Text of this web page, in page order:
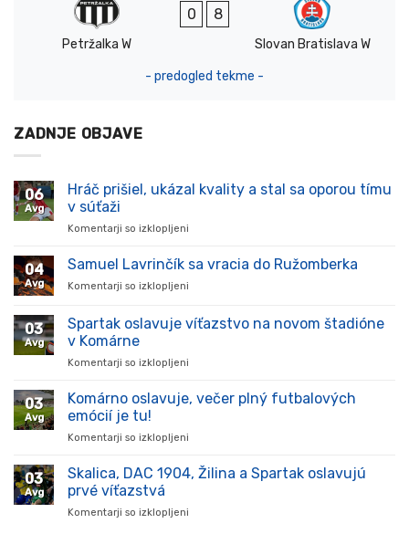
Petržalka W
0 8
Slovan Bratislava W
- predogled tekme -
ZADNJE OBJAVE
06
Avg
Hráč prišiel, ukázal kvality a stal sa oporou tímu
v súťaži
Komentarji so izklopljeni
prišiel,
stal
súťaži
04
Avg
Samuel Lavrinčík sa vracia do Ružomberka
Komentarji so izklopljeni
Lavrinčík
03
Avg
Spartak oslavuje víťazstvo na novom štadióne
v Komárne
Komentarji so izklopljeni
oslavuje
v
03
Avg
Komárno oslavuje, večer plný futbalových
emócií je tu!
Komentarji so izklopljeni
oslavuje,
03
Avg
Skalica, DAC 1904, Žilina a Spartak oslavujú
prvé víťazstvá
Komentarji so izklopljeni